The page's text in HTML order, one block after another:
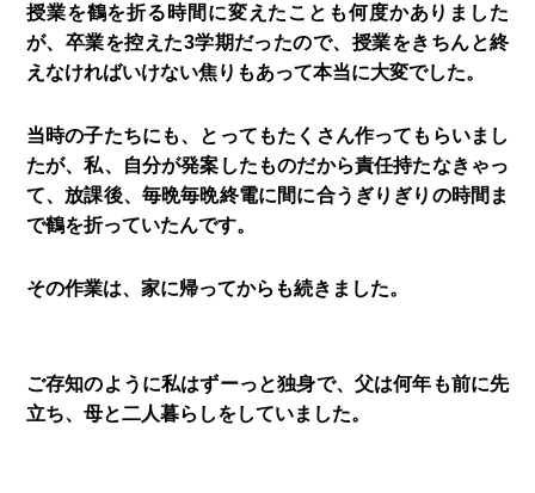
授業を鶴を折る時間に変えたことも何度かありました
が、卒業を控えた3学期だったので、授業をきちんと終
えなければいけない焦りもあって本当に大変でした。
当時の子たちにも、とってもたくさん作ってもらいまし
たが、私、自分が発案したものだから責任持たなきゃっ
て、放課後、毎晩毎晩終電に間に合うぎりぎりの時間ま
で鶴を折っていたんです。
その作業は、家に帰ってからも続きました。
ご存知のように私はずーっと独身で、父は何年も前に先
立ち、母と二人暮らしをしていました。